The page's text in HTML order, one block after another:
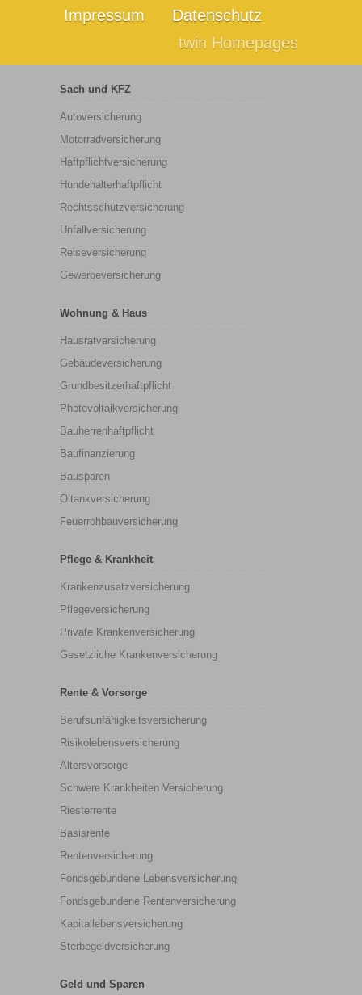
Impressum
Datenschutz
twin Homepages
Sach und KFZ
Autoversicherung
Motorradversicherung
Haftpflichtversicherung
Hundehalterhaftpflicht
Rechtsschutzversicherung
Unfallversicherung
Reiseversicherung
Gewerbeversicherung
Wohnung & Haus
Hausratversicherung
Gebäudeversicherung
Grundbesitzerhaftpflicht
Photovoltaikversicherung
Bauherrenhaftpflicht
Baufinanzierung
Bausparen
Öltankversicherung
Feuerrohbauversicherung
Pflege & Krankheit
Krankenzusatzversicherung
Pflegeversicherung
Private Krankenversicherung
Gesetzliche Krankenversicherung
Rente & Vorsorge
Berufs­unfähigkeitsversicherung
Risikolebensversicherung
Altersvorsorge
Schwere Krankheiten Versicherung
Riesterrente
Basisrente
Rentenversicherung
Fondsgebundene Lebensversicherung
Fondsgebundene Rentenversicherung
Kapitallebensversicherung
Sterbegeldversicherung
Geld und Sparen